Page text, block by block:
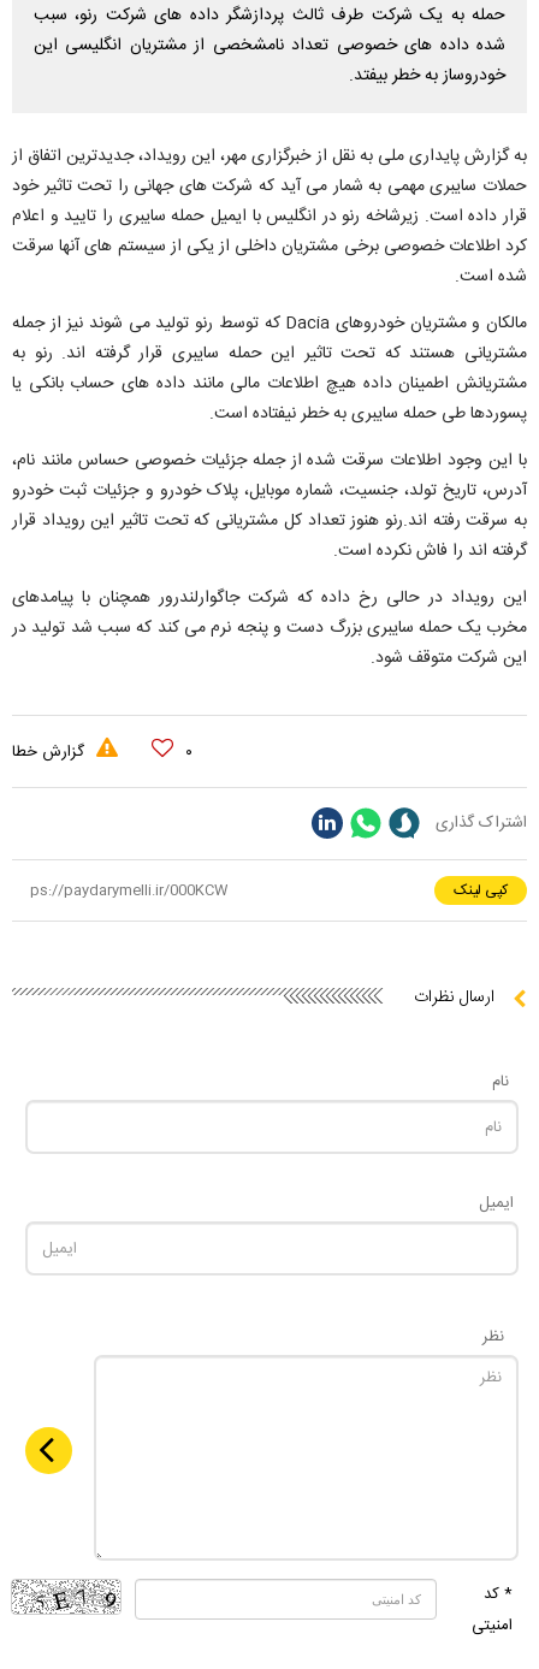
حمله به یک شرکت طرف ثالث پردازشگر داده های شرکت رنو، سبب
شده داده های خصوصی تعداد نامشخصی از مشتریان انگلیسی این
خودروساز به خطر بیفتد.
به گزارش پایداری ملی به نقل از خبرگزاری مهر، این رویداد، جدیدترین اتفاق از
حملات سایبری مهمی به شمار می آید که شرکت های جهانی را تحت تاثیر خود
قرار داده است. زیرشاخه رنو در انگلیس با ایمیل حمله سایبری را تایید و اعلام
کرد اطلاعات خصوصی برخی مشتریان داخلی از یکی از سیستم های آنها سرقت
شده است.
مالکان و مشتریان خودروهای Dacia که توسط رنو تولید می شوند نیز از جمله
مشتریانی هستند که تحت تاثیر این حمله سایبری قرار گرفته اند. رنو به
مشتریانش اطمینان داده هیچ اطلاعات مالی مانند داده های حساب بانکی یا
پسوردها طی حمله سایبری به خطر نیفتاده است.
با این وجود اطلاعات سرقت شده از جمله جزئیات خصوصی حساس مانند نام،
آدرس، تاریخ تولد، جنسیت، شماره موبایل، پلاک خودرو و جزئیات ثبت خودرو
به سرقت رفته اند.رنو هنوز تعداد کل مشتریانی که تحت تاثیر این رویداد قرار
گرفته اند را فاش نکرده است.
این رویداد در حالی رخ داده که شرکت جاگوارلندرور همچنان با پیامدهای
مخرب یک حمله سایبری بزرگ دست و پنجه نرم می کند که سبب شد تولید در
این شرکت متوقف شود.
۰ گزارش خطا
اشتراک گذاری
کپی لینک
ارسال نظرات
نام
ایمیل
نظر
* کد
امنیتی